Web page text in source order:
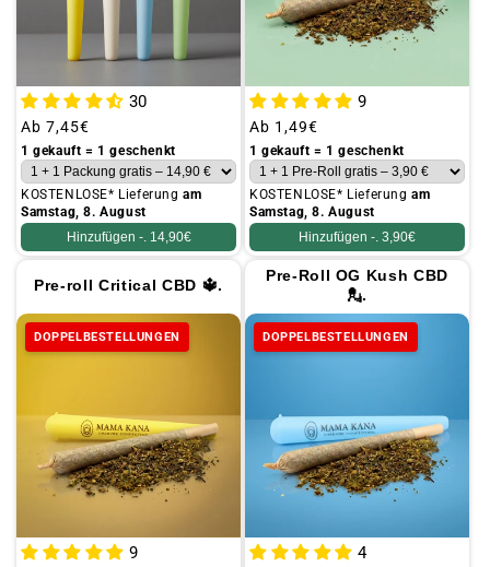
30
Üblicher
Preis
Ab 7,45€
1 gekauft = 1 geschenkt
KOSTENLOSE* Lieferungam
Samstag, 8. August
Hinzufügen -. 14,90€
9
Üblicher
Preis
Ab 1,49€
1 gekauft = 1 geschenkt
KOSTENLOSE* Lieferungam
Samstag, 8. August
Hinzufügen -. 3,90€
Pre-roll Critical CBD 🔱.
DOPPELBESTELLUNGEN
9
Pre-Roll OG Kush CBD
💂.
DOPPELBESTELLUNGEN
4